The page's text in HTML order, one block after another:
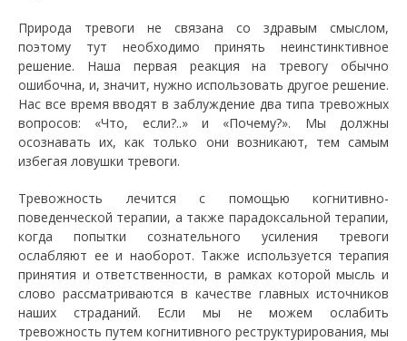
Природа тревоги не связана со здравым смыслом,
поэтому тут необходимо принять неинстинктивное
решение. Наша первая реакция на тревогу обычно
ошибочна, и, значит, нужно использовать другое решение.
Нас все время вводят в заблуждение два типа тревожных
вопросов: «Что, если?..» и «Почему?». Мы должны
осознавать их, как только они возникают, тем самым
избегая ловушки тревоги.
Тревожность лечится с помощью когнитивно-
поведенческой терапии, а также парадоксальной терапии,
когда попытки сознательного усиления тревоги
ослабляют ее и наоборот. Также используется терапия
принятия и ответственности, в рамках которой мысль и
слово рассматриваются в качестве главных источников
наших страданий. Если мы не можем ослабить
тревожность путем когнитивного реструктурирования, мы